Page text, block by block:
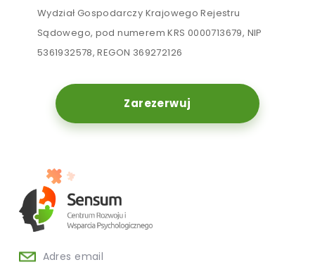
Wydział Gospodarczy Krajowego Rejestru
Sądowego, pod numerem KRS 0000713679, NIP
5361932578, REGON 369272126
Zarezerwuj
Adres email